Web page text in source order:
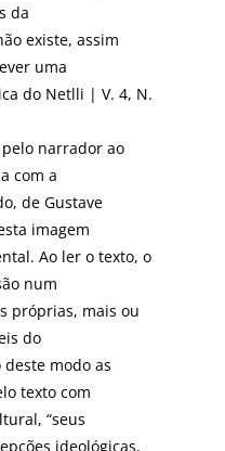
da
existe, assim
uma
do Netlli | V. 4, N.
narrador ao
com a
de Gustave
imagem
Ao ler o texto, o
num
próprias, mais ou
do
modo as
texto com
“seus
ideológicas,